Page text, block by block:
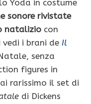
Yoda in costume
sonore rivistate
natalizio con
i brani de Il
senza
figures in
rarissimo il set di
di Dickens